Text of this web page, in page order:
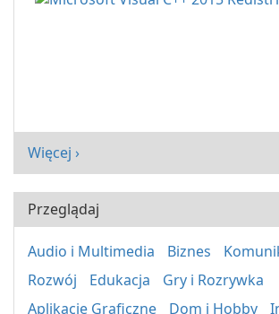
Więcej ›
Przeglądaj
Audio i Multimedia Biznes
Rozwój
Edukacja
Gry i Rozrywka
Aplikacje Graficzne
Dom i Hobby